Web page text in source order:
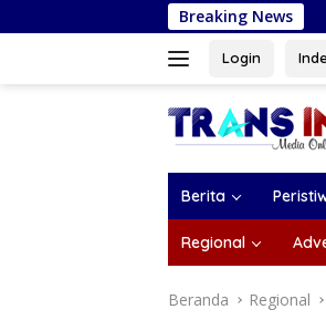
ke
Breaking News
Login
Berita
Regional
Beranda Regional